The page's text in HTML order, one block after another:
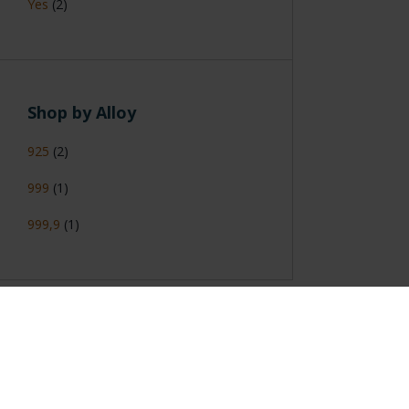
Yes (2)
Shop by Alloy
925 (2)
999 (1)
999,9 (1)